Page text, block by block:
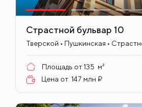
Страстной бульвар 10
Тверской • Пушкинская •
Площадь от135 м²
Цена от 147 млн ₽